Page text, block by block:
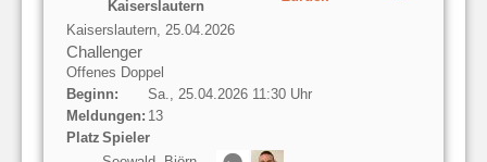
Kaiserslautern
Kaiserslautern, 25.04.2026
Challenger
Offenes Doppel
Beginn:
Sa., 25.04.2026 11:30 Uhr
Meldungen: 13
Platz Spieler